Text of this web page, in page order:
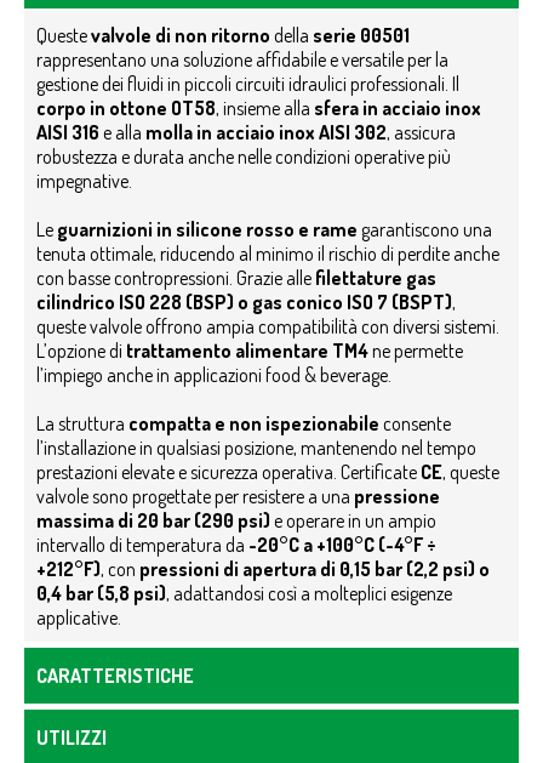
Questevalvole di non ritorno della serie 00501
rappresentano una soluzione affidabile e versatile per la
gestione dei fluidi in piccoli circuiti idraulici professionali. Il
corpo in ottone OT58, insieme alla sfera in acciaio inox
AISI 316 e alla molla in acciaio inox AISI 302, assicura
robustezza e durata anche nelle condizioni operative più
impegnative.
Le guarnizioni in silicone rosso e rame garantiscono una
tenuta ottimale, riducendo al minimo il rischio di perdite anche
con basse contropressioni. Grazie alle filettature gas
cilindrico ISO 228 (BSP) o gas conico ISO 7 (BSPT),
queste valvole offrono ampia compatibilità con diversi sistemi.
L’opzione di trattamento alimentare TM4ne permette
l’impiego anche in applicazioni food & beverage.
La struttura compatta e non ispezionabile consente
l’installazione in qualsiasi posizione, mantenendo nel tempo
prestazioni elevate e sicurezza operativa. Certificate CE, queste
valvole sono progettate per resistere a una pressione
massima di 20 bar (290 psi) e operare in un ampio
intervallo di temperatura da -20°C a +100°C (-4°F ÷
+212°F), con pressioni di apertura di 0,15 bar (2,2 psi) o
0,4 bar (5,8 psi), adattandosi così a molteplici esigenze
applicative.
CARATTERISTICHE
UTILIZZI